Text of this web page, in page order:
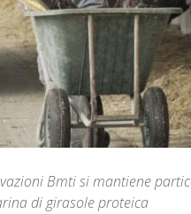
Bmti si mantiene
di girasole proteica